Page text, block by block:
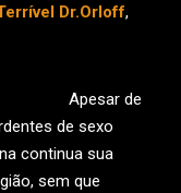
Dr.Orloff,
Apesar de
de sexo
continua sua
sem que